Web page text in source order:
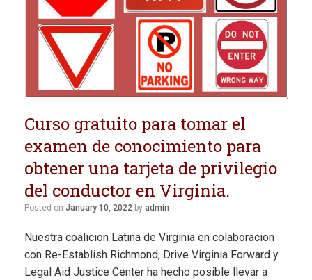
Curso gratuito para tomar el
examen de conocimiento para
obtener una tarjeta de privilegio
del conductor en Virginia.
Posted on January 10, 2022 by admin
Nuestra coalicion Latina de Virginia en colaboracion
con Re-Establish Richmond, Drive Virginia Forward y
Legal Aid Justice Center ha hecho posible llevar a